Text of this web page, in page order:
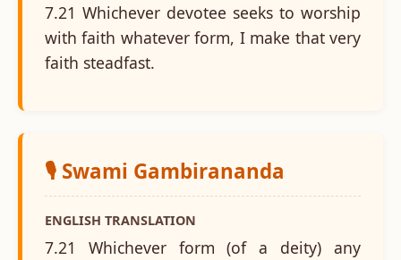
7.21 Whichever devotee seeks to worship
with faith whatever form, I make that very
faith steadfast.
🎙️ Swami Gambirananda
ENGLISH TRANSLATION
7.21 Whichever form (of a deity) any